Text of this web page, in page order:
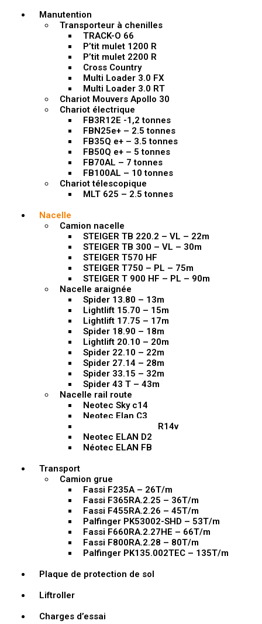
Manutention
Transporteur à chenilles
TRACK-O 66
P’tit mulet 1200 R
P’tit mulet 2200 R
Cross Country
Multi Loader 3.0 FX
Multi Loader 3.0 RT
Chariot Mouvers Apollo 30
Chariot électrique
FB3R12E -1,2 tonnes
FBN25e+ – 2.5 tonnes
FB35Q e+ – 3.5 tonnes
FB50Q e+ – 5 tonnes
FB70AL – 7 tonnes
FB100AL – 10 tonnes
Chariot télescopique
MLT 625 – 2.5 tonnes
Nacelle
Camion nacelle
STEIGER TB 220.2 – VL – 22m
STEIGER TB 300 – VL – 30m
STEIGER T570 HF
STEIGER T750 – PL – 75m
STEIGER T 900 HF – PL – 90m
Nacelle araignée
Spider 13.80 – 13m
Lightlift 15.70 – 15m
Lightlift 17.75 – 17m
Spider 18.90 – 18m
Lightlift 20.10 – 20m
Spider 22.10 – 22m
Spider 27.14 – 28m
Spider 33.15 – 32m
Spider 43 T – 43m
Nacelle rail route
Neotec Sky c14
Neotec Elan C3
Platform Basket RR14v
Neotec ELAN D2
Néotec ELAN FB
Transport
Camion grue
Fassi F235A – 26T/m
Fassi F365RA.2.25 – 36T/m
Fassi F455RA.2.26 – 45T/m
Palfinger PK53002-SHD – 53T/m
Fassi F660RA.2.27HE – 66T/m
Fassi F800RA.2.28 – 80T/m
Palfinger PK135.002TEC – 135T/m
Plaque de protection de sol
Liftroller
Charges d’essai